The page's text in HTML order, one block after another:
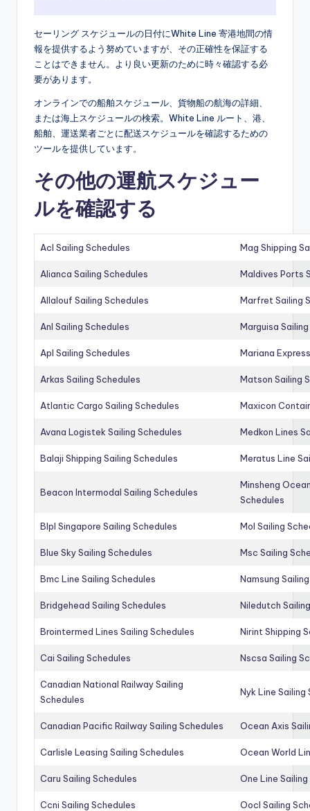
セーリング スケジュールの日付にWhite Line 寄港地間の情
報を提供するよう努めていますが、その正確性を保証する
ことはできません。より良い更新のために時々確認する必
要があります。
オンラインでの船舶スケジュール、貨物船の航海の詳細、
または海上スケジュールの検索。White Line ルート、港、
船舶、運送業者ごとに配送スケジュールを確認するための
ツールを提供しています。
その他の運航スケジュー
ルを確認する
Acl Sailing Schedules Mag Shipping
Alianca Sailing Schedules Maldives Ports
Allalouf Sailing Schedules Marfret Sailing
Anl Sailing Schedules Marguisa
Apl Sailing Schedules Mariana
Arkas Sailing Schedules Matson Sailing
Atlantic Cargo Sailing Schedules Maxicon
Avana Logistek Sailing Schedules Medkon Lines
Balaji Shipping Sailing Schedules Meratus Line
Beacon Intermodal Sailing Schedules
Minsheng
Schedules
Blpl Singapore Sailing Schedules Mol Sailing
Blue Sky Sailing Schedules Msc Sailing
Bmc Line Sailing Schedules Namsung
Bridgehead Sailing Schedules Niledutch
Brointermed Lines Sailing Schedules Nirint Shipping
Cai Sailing Schedules Nscsa Sailing
Canadian National Railway Sailing
Schedules
Nyk Line Sailing
Canadian Pacific Railway Sailing Schedules Ocean Axis
Carlisle Leasing Sailing Schedules Ocean World
Caru Sailing Schedules One Line
Ccni Sailing Schedules Oocl Sailing